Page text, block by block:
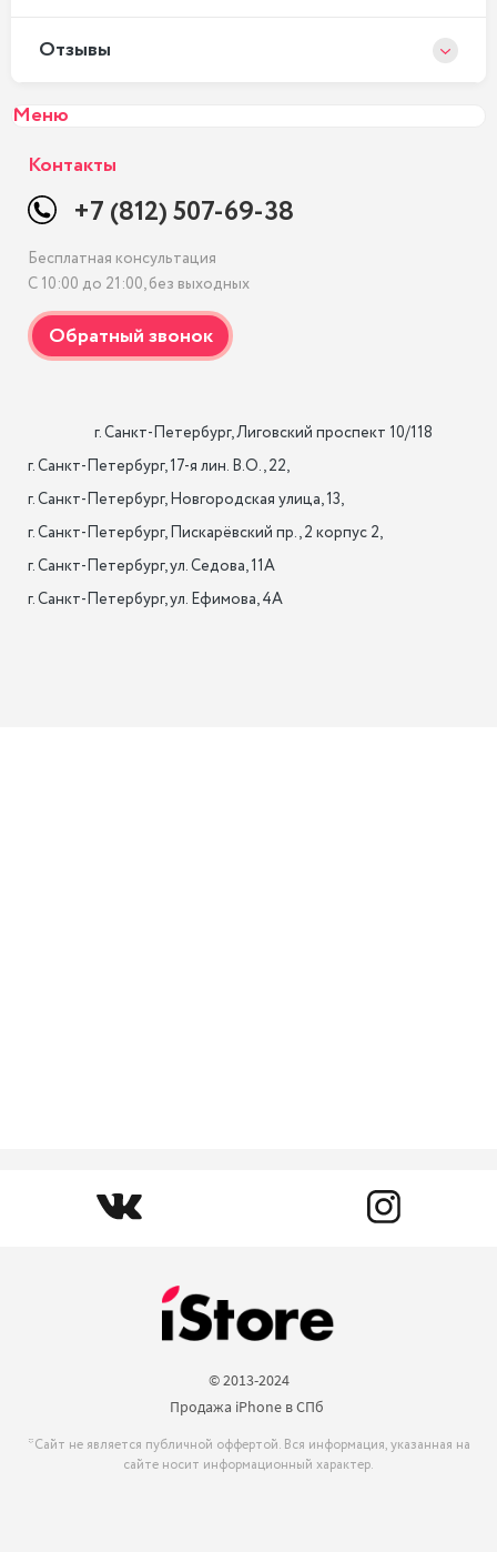
Отзывы
Меню
Контакты
+7 (812) 507-69-38
Бесплатная консультация
С 10:00 до 21:00, без выходных
г. Санкт-Петербург, 17-я лин. B.O., 22,
г. Санкт-Петербург, Новгородская улица, 13,
г. Санкт-Петербург, Пискарёвский пр., 2 корпус 2,
г. Санкт-Петербург, ул. Седова, 11А
г. Санкт-Петербург, ул. Ефимова, 4А
© 2013-2024
Продажа iPhone в СПб
*Сайт не является публичной оффертой. Вся информация, указанная на
сайте носит информационный характер.